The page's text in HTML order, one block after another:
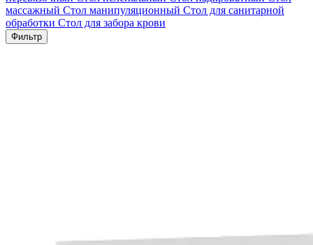
массажный Стол манипуляционный Стол для санитарной
обработки Стол для забора крови
Фильтр